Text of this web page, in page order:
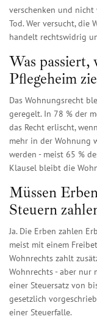
verschenken und
Tod. Wer versucht, die
handelt rechtswidrig
Was
Pflegeheim
Das Wohnungsrecht
geregelt. In 78 % der
das Recht erlischt,
mehr in der Wohnung
werden - meist 65 %
Klausel bleibt die
Müssen
Steuern
Ja. Die Erben zahlen
meist mit einem
Wohnrechts zahlt
Wohnrechts - aber nur
einer Steuersatz von
gesetzlich
einer Steuerfalle.